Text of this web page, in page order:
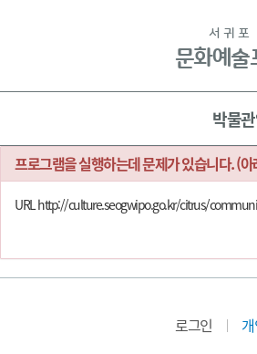
서귀포
문화예술
주메뉴
박물
프로그램을 실행하는데 문제가 있습니다. (
URL http://culture.seogwipo.go.kr/citrus/
로그인